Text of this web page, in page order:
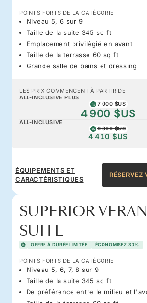
POINTS FORTS DE LA CATÉGORIE
Niveau 5, 6 sur 9
Taille de la suite 345 sq ft
Emplacement privilégié en avant
Taille de la terrasse 60 sq ft
Grande salle de bains et dressing
LES PRIX COMMENCENT À PARTIR DE
ALL-INCLUSIVE PLUS
7 000 $US
4 900 $US
ALL-INCLUSIVE
6 300 $US
4 410 $US
ÉQUIPEMENTS ET
CARACTÉRISTIQUES
RÉSERVEZ
SUPERIOR
SUITE
OFFRE À DURÉE LIMITÉE ÉCONOMISEZ 30%
POINTS FORTS DE LA CATÉGORIE
Niveau 5, 6, 7, 8 sur 9
Taille de la suite 345 sq ft
De préférence entre le milieu et